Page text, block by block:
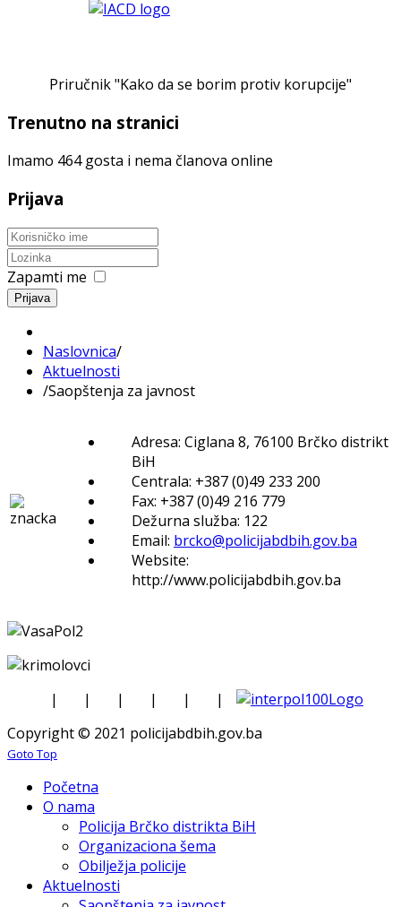
Priručnik "Kako da se borim protiv korupcije"
Trenutno na stranici
Imamo 464 gosta i nema članova online
Prijava
Zapamti me
Prijava
Naslovnica/
Aktuelnosti
/Saopštenja za javnost
Adresa: Ciglana 8, 76100 Brčko distrikt
BiH
Centrala: +387 (0)49 233 200
Fax: +387 (0)49 216 779
Dežurna služba: 122
Email: brcko@policijabdbih.gov.ba
Website:
http://www.policijabdbih.gov.ba
| | | | |
|
Copyright © 2021 policijabdbih.gov.ba
Goto Top
Početna
O nama
Policija Brčko distrikta BiH
Organizaciona šema
Obilježja policije
Aktuelnosti